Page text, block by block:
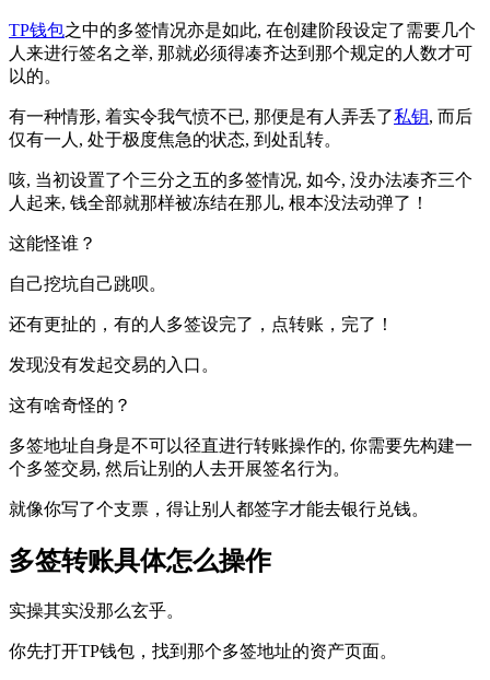
TP钱包之中的多签情况亦是如此, 在创建阶段设定了需要几个
人来进行签名之举, 那就必须得凑齐达到那个规定的人数才可
以的。
有一种情形, 着实令我气愤不已, 那便是有人弄丢了私钥, 而后
仅有一人, 处于极度焦急的状态, 到处乱转。
咳, 当初设置了个三分之五的多签情况, 如今, 没办法凑齐三个
人起来, 钱全部就那样被冻结在那儿, 根本没法动弹了！
这能怪谁？
自己挖坑自己跳呗。
还有更扯的，有的人多签设完了，点转账，完了！
发现没有发起交易的入口。
这有啥奇怪的？
多签地址自身是不可以径直进行转账操作的, 你需要先构建一
个多签交易, 然后让别的人去开展签名行为。
就像你写了个支票，得让别人都签字才能去银行兑钱。
多签转账具体怎么操作
实操其实没那么玄乎。
你先打开TP钱包，找到那个多签地址的资产页面。